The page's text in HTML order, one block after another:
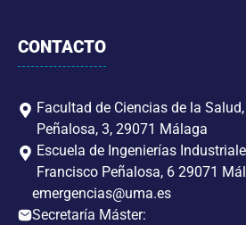
CONTACTO
Facultad de Ciencias de la
Peñalosa, 3, 29071 Málaga
Escuela de Ingenierías
Francisco Peñalosa, 6 29071
emergencias@uma.es
Secretaría Máster: